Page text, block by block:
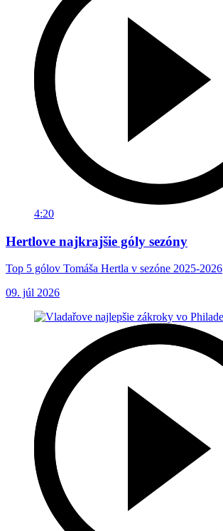
4:20
Hertlove najkrajšie góly sezóny
Top 5 gólov Tomáša Hertla v sezóne 2025-2026
09. júl 2026